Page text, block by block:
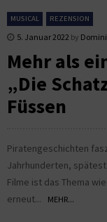
MUSICAL REZENSION
5. Januar 2022 by
Mehr als
„Die
Füssen
Piratengeschichten
Jahrhunderten,
Filme ist das Thema
erneut...
MEHR...